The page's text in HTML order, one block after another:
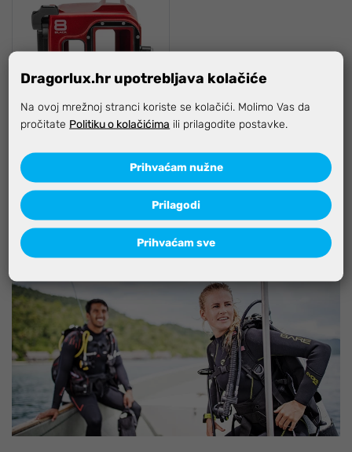
black
564,07 €
Dragorlux.hr upotrebljava kolačiće
Na ovoj mrežnoj stranci koriste se kolačići. Molimo Vas da
pročitate Politiku o kolačićima ili prilagodite postavke.
Prihvaćam nužne
Prilagodi
Prihvaćam sve